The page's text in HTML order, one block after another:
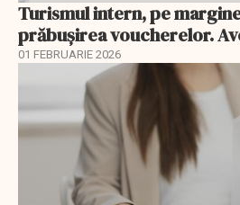
Turismul intern, pe
prăbușirea voucherelor.
01 FEBRUARIE 2026